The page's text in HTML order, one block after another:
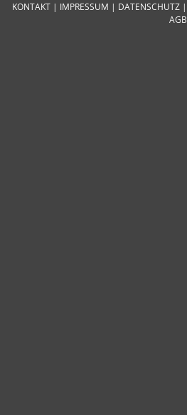
KONTAKT | IMPRESSUM | DATENSCHUTZ |
AGB